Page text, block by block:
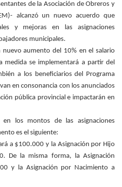
de la Asociación de Obreros y
alcanzó un nuevo acuerdo que
y mejoras en las asignaciones
municipales.
aumento del 10% en el salario
medida se implementará a partir del
a los beneficiarios del Programa
en consonancia con los anunciados
pública provincial e impactarán en
en los montos de las asignaciones
es el siguiente:
a $100.000 y la Asignación por Hijo
De la misma forma, la Asignación
y la Asignación por Nacimiento a